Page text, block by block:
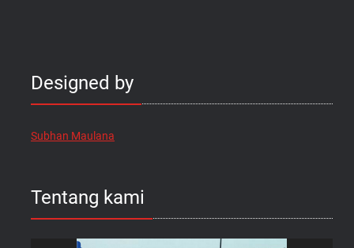
Designed by
Subhan Maulana
Tentang kami